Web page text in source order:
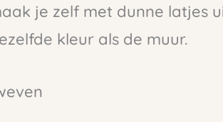
je zelf met dunne latjes
kleur als de muur.